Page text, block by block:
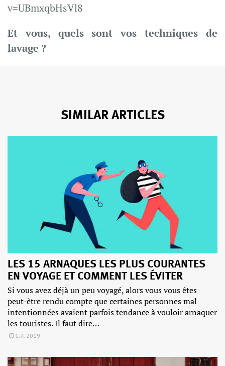
v=UBmxqbHsVl8
Et vous, quels sont vos techniques de
lavage ?
SIMILAR ARTICLES
LES 15 ARNAQUES LES PLUS COURANTES
EN VOYAGE ET COMMENT LES ÉVITER
Si vous avez déjà un peu voyagé, alors vous vous êtes
peut-être rendu compte que certaines personnes mal
intentionnées avaient parfois tendance à vouloir arnaquer
les touristes. Il faut dire…
1.4.2019